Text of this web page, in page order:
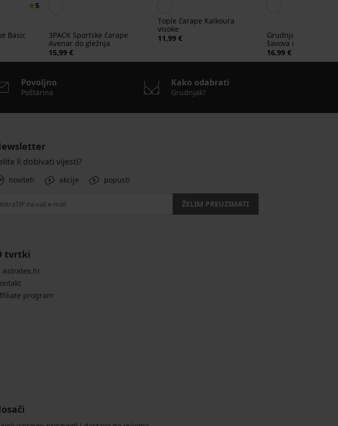
5
Basic
3PACK Sportske čarape
Avenar do gležnja
15,99 €
Tople čarape Kaikoura
visoke
11,99 €
Grudnjak Flexi
šavova
16,99 €
Povoljno
Poštarina
Kako odabrati
Grudnjak?
li dobivati vijesti?
noviteti akcije popusti
ŽELIM PREUZIMATI
tvrtki
Astratex.hr
program